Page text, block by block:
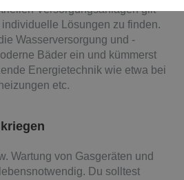
Versorgungsanlagen gilt
Lösungen zu finden.
Wasserversorgung und -
Bäder ein und kümmerst
Energietechnik wie etwa bei
etc.
Wartung von Gasgeräten und
Du solltest